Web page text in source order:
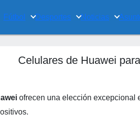
Fútbol Desportes Noticias
Celulares de Huawei
ofrecen una elección excepcional